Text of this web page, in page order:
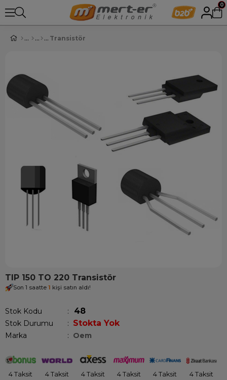
0
Transistör
TIP 150 TO 220 Transistör
Son 1 saatte 1 kişi satın aldı!
Stok Kodu 48
Stok Durumu : Stokta Yok
Marka : Oem
4 Taksit 4 Taksit 4 Taksit 4 Taksit 4 Taksit 4 Taksit